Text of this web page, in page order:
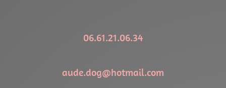
06.61.21.06.34
aude.dog@hotmail.com